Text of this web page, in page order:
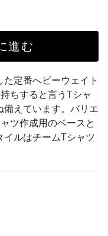
進む
定番へビーウェイト
ちすると言うTシャ
備えています。バリエ
ツ作成用のベースと
イルはチームTシャツ